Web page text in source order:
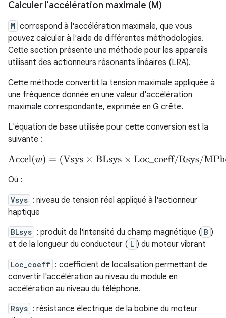
Calculer l'accélération maximale (M)
M correspond à l'accélération maximale, que vous
pouvez calculer à l'aide de différentes méthodologies.
Cette section présente une méthode pour les appareils
utilisant des actionneurs résonants linéaires (LRA).
Cette méthode convertit la tension maximale appliquée à
une fréquence donnée en une valeur d'accélération
maximale correspondante, exprimée en G crête.
L'équation de base utilisée pour cette conversion est la
suivante :
Accel(w)=( Vsys×BLsys× Loc_coeff /Rsys /MPhone)×w2/
Où :
Vsys : niveau de tension réel appliqué à l'actionneur
haptique
BLsys : produit de l'intensité du champ magnétique ( B )
et de la longueur du conducteur ( L ) du moteur vibrant
Loc_coeff : coefficient de localisation permettant de
convertir l'accélération au niveau du module en
accélération au niveau du téléphone.
Rsys : résistance électrique de la bobine du moteur